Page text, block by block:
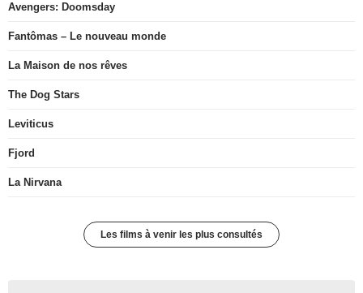
Avengers: Doomsday
Fantômas – Le nouveau monde
La Maison de nos rêves
The Dog Stars
Leviticus
Fjord
La Nirvana
Les films à venir les plus consultés